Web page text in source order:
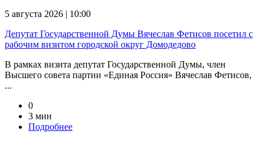
5 августа 2026 | 10:00
Депутат Государственной Думы Вячеслав Фетисов посетил с
рабочим визитом городской округ Домодедово
В рамках визита депутат Государственной Думы, член
Высшего совета партии «Единая Россия» Вячеслав Фетисов,
...
0
3 мин
Подробнее